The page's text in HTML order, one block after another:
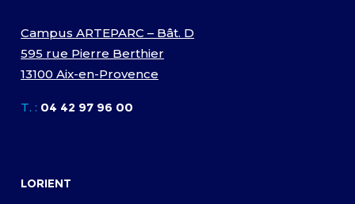
Campus ARTEPARC – Bât. D
595 rue Pierre Berthier
13100 Aix-en-Provence
T. : 04 42 97 96 00
LORIENT